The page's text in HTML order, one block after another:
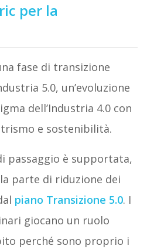
per la
fase di transizione
5.0, un’evoluzione
dell’Industria 4.0 con
e sostenibilità.
passaggio è supportata,
parte di riduzione dei
piano Transizione 5.0. I
giocano un ruolo
perché sono proprio i